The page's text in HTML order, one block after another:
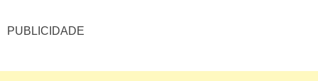
PUBLICIDADE